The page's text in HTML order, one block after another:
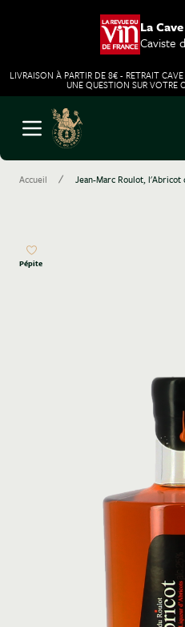
La
Caviste
LIVRAISON À PARTIR DE 8€ - RETRAIT
UNE QUESTION SUR VOTRE
Aller au contenu
Ouvrir le menu
Accueil / Jean-Marc Roulot, l'Abricot
Pépite